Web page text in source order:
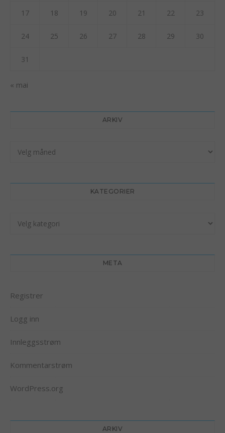
17 18 19 20 21 22 23
24 25 26 27 28 29 30
31
« mai
ARKIV
KATEGORIER
META
Registrer
Logg inn
Innleggsstrøm
Kommentarstrøm
WordPress.org
ARKIV